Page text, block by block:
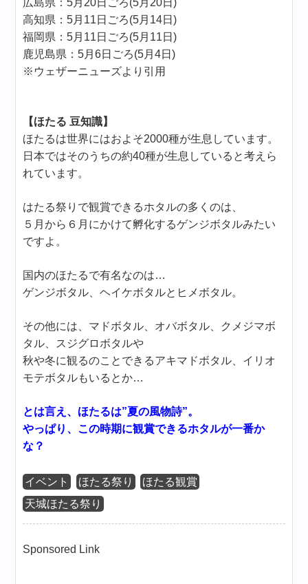
高知県：5月11日ごろ(5月14日)
福岡県：5月11日ごろ(5月11日)
鹿児島県：5月6日ごろ(5月4日)
※ウェザーニューズより引用
【ほたる 豆知識】
ほたるは世界にはおよそ2000種が生息しています。
日本ではそのうちの約40種が生息していると考えら
れています。
はたる祭りで観賞できるホタルの多くのは、
５月から６月にかけて孵化するゲンジボタルみたい
ですよ。
国内のほたるで有名なのは…
ゲンジボタル、ヘイケボタルとヒメボタル。
その他には、マドボタル、オバボタル、クメジマボ
タル、スジグロボタルや
秋や冬に観るのことできるアキマドボタル、イリオ
モテボタルもいるとか…
とは言え、ほたるは”夏の風物詩”。
やっぱり、この時期に観賞できるホタルが一番か
な？
イベント ほたる祭り
ほたる観賞
天城ほたる祭り
Sponsored Link